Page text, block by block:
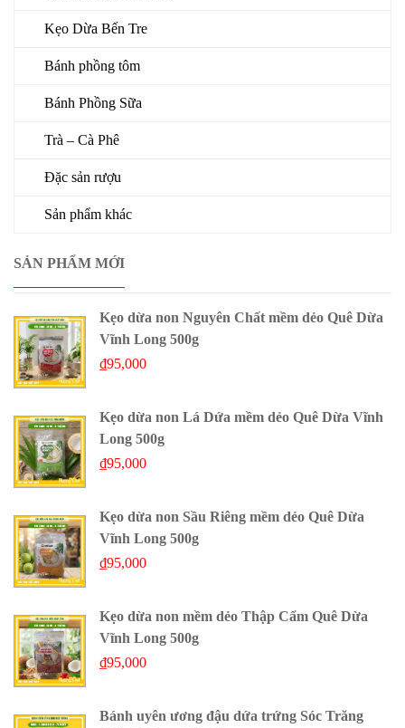
Kẹo Dừa Bến Tre
Bánh phồng tôm
Bánh Phồng Sữa
Trà – Cà Phê
Đặc sản rượu
Sản phẩm khác
SẢN PHẨM MỚI
Kẹo dừa non Nguyên Chất mềm dẻo Quê Dừa
Vĩnh Long 500g
₫95,000
Kẹo dừa non Lá Dứa mềm dẻo Quê Dừa Vĩnh
Long 500g
₫95,000
Kẹo dừa non Sầu Riêng mềm dẻo Quê Dừa
Vĩnh Long 500g
₫95,000
Kẹo dừa non mềm dẻo Thập Cẩm Quê Dừa
Vĩnh Long 500g
₫95,000
Bánh uyên ương đậu dứa trứng Sóc Trăng